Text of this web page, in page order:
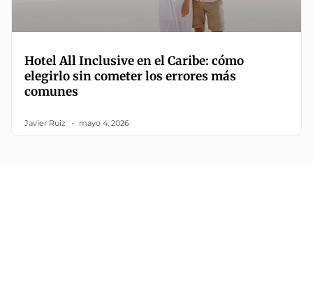
Hotel All Inclusive en el Caribe: cómo
elegirlo sin cometer los errores más
comunes
Javier Ruiz mayo 4, 2026